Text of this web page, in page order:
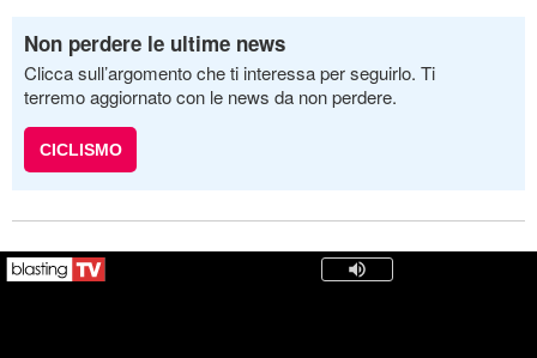
Non perdere le ultime news
Clicca sull’argomento che ti interessa per seguirlo. Ti
terremo aggiornato con le news da non perdere.
CICLISMO